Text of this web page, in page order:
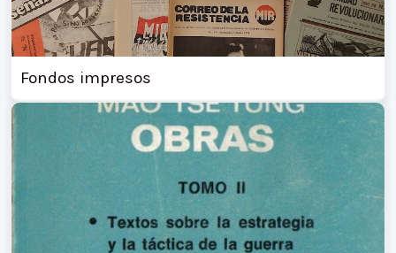
Fondos impresos